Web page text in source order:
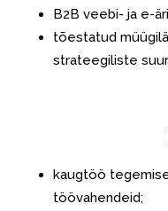
B2B veebi- ja e-
tõestatud
strateegiliste
kaugtöö
töövahendeid;